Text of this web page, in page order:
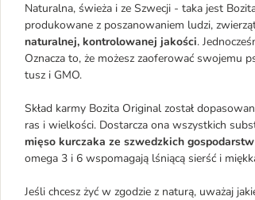
Naturalna, świeża i ze Szwecji - taka jest
produkowane z poszanowaniem ludzi,
naturalnej, kontrolowanej jakości.
Oznacza to, że możesz zaoferować swojemu
tusz i GMO.
Skład karmy Bozita Original został
ras i wielkości. Dostarcza ona wszystkich
mięso kurczaka ze szwedzkich gospodarstw
omega 3 i 6 wspomagają lśniącą sierść i
Jeśli chcesz żyć w zgodzie z naturą, uważaj